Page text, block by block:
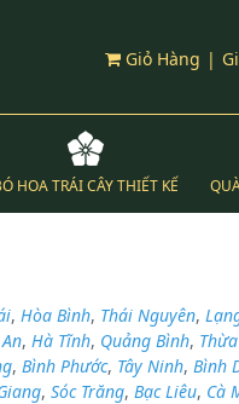
Giỏ Hàng |
HOA TRÁI CÂY THIẾT KẾ
, Hòa Bình, Thái Nguyên,
, Hà Tĩnh, Quảng Bình,
, Bình Phước, Tây Ninh, Bình
, Sóc Trăng, Bạc Liêu, Cà